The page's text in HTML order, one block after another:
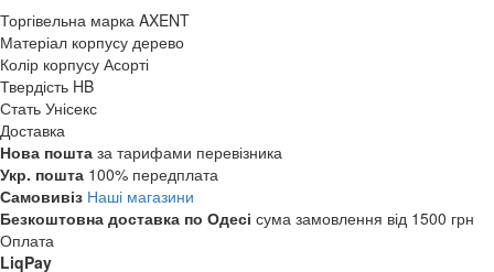
Торгівельна марка AXENT
Матеріал корпусу дерево
Колір корпусу Асорті
Твердість HB
Стать Унісекс
Доставка
Нова пошта за тарифами перевізника
Укр. пошта 100% передплата
Самовивіз Наші магазини
Безкоштовна доставка по Одесі сума замовлення від 1500 грн
Оплата
LiqPay